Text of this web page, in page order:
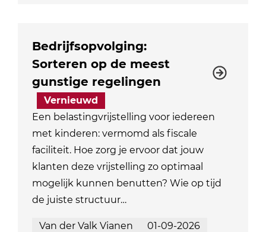
Bedrijfsopvolging:
Sorteren op de meest
gunstige regelingen
Vernieuwd
Een belastingvrijstelling voor iedereen
met kinderen: vermomd als fiscale
faciliteit. Hoe zorg je ervoor dat jouw
klanten deze vrijstelling zo optimaal
mogelijk kunnen benutten? Wie op tijd
de juiste structuur…
Van der Valk Vianen
01-09-2026